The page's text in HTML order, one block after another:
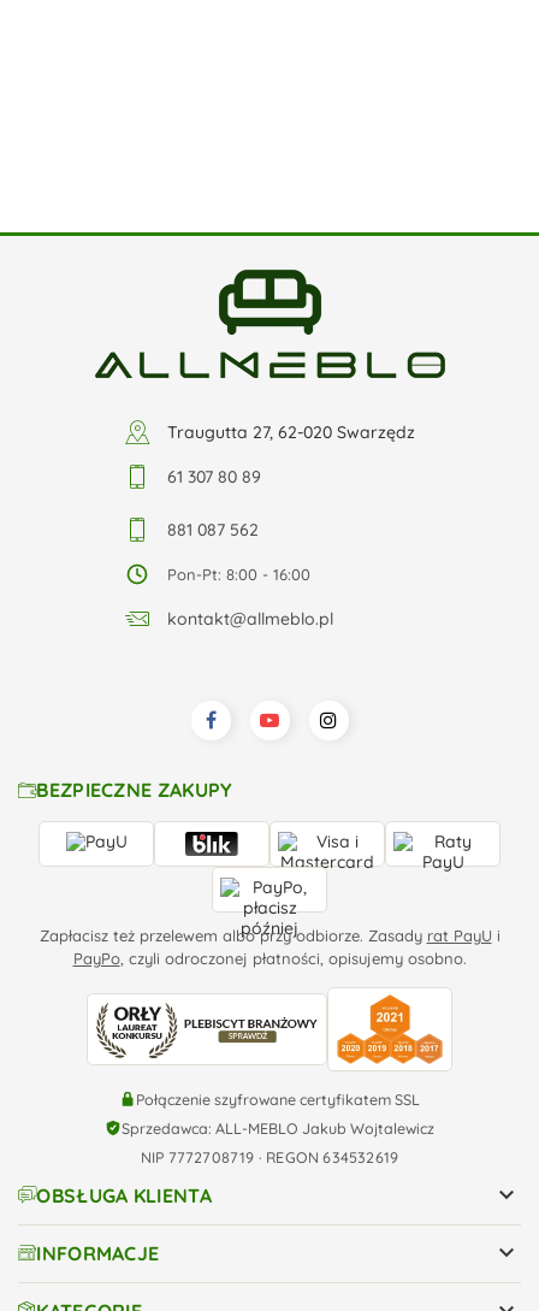
Traugutta 27, 62-020 Swarzędz
61 307 80 89
881 087 562
Pon-Pt: 8:00 - 16:00
kontakt@allmeblo.pl
BEZPIECZNE ZAKUPY
Zapłacisz też przelewem albo przy odbiorze. Zasady rat PayU i
PayPo, czyli odroczonej płatności, opisujemy osobno.
Połączenie szyfrowane certyfikatem SSL
Sprzedawca: ALL-MEBLO Jakub Wojtalewicz
NIP 7772708719 · REGON 634532619
OBSŁUGA KLIENTA 
INFORMACJE 